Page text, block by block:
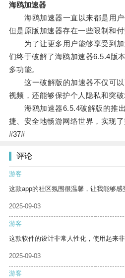
海鸥加速器
海鸥加速器一直以来都是用户
但是原版加速器存在一些限制和付
为了让更多用户能够享受到加
们终于破解了海鸥加速器6.5.4版
多功能。
这一破解版的加速器不仅可以
视频，还能够保护个人隐私和突破
海鸥加速器6.5.4破解版的推出
捷、安全地畅游网络世界，实现了
#37#
评论
游客
这款app的社区氛围很温馨，让我能够感
2025-09-03
游客
这款软件的设计非常人性化，使用起来非
2025-09-03
游客